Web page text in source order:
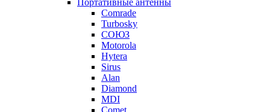
Портативные антенны
Comrade
Turbosky
СОЮЗ
Motorola
Hytera
Sirus
Alan
Diamond
MDI
Comet